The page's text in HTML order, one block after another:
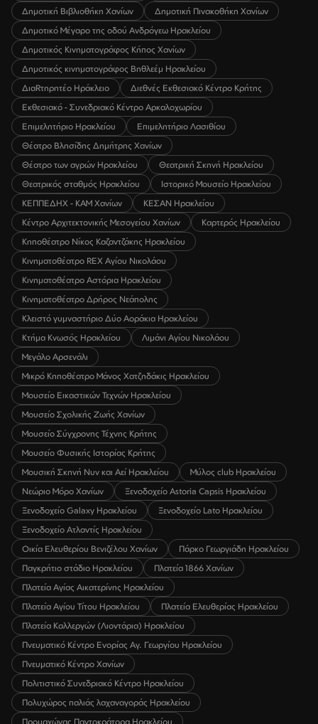
Δημοτική Βιβλιοθήκη Χανίων
Δημοτική Πινακοθήκη Χανίων
Δημοτικό Μέγαρο της οδού Ανδρόγεω Ηρακλείου
Δημοτικός Κινηματογράφος Κήπος Χανίων
Δημοτικός κινηματογράφος Βηθλεέμ Ηρακλείου
ΔιαRτηρητέο Ηράκλειο
Διεθνές Εκθεσιακό Κέντρο Κρήτης
Εκθεσιακό - Συνεδριακό Κέντρο Αρκαλοχωρίου
Επιμελητήριο Ηρακλείου
Επιμελητήριο Λασιθίου
Θέατρο Βλησίδης Δημήτρης Χανίων
Θέατρο των αγρών Ηρακλείου
Θεατρική Σκηνή Ηρακλείου
Θεατρικός σταθμός Ηρακλείου
Ιστορικό Μουσείο Ηρακλείου
ΚΕΠΠΕΔΗΧ - ΚΑΜ Χανίων
ΚΕΣΑΝ Ηρακλείου
Κέντρο Αρχιτεκτονικής Μεσογείου Χανίων
Καρτερός Ηρακλείου
Κηποθέατρο Νίκος Καζαντζάκης Ηρακλείου
Κινηματοθέατρο REX Αγίου Νικολάου
Κινηματοθέατρο Αστόρια Ηρακλείου
Κινηματοθέατρο Δρήρος Νεάπολης
Κλειστό γυμναστήριο Δύο Αοράκια Ηρακλείου
Κτήμα Κνωσός Ηρακλείου
Λιμάνι Αγίου Νικολάου
Μεγάλο Αρσενάλι
Μικρό Κηποθέατρο Μάνος Χατζηδάκις Ηρακλείου
Μουσείο Εικαστικών Τεχνών Ηρακλείου
Μουσείο Σχολικής Ζωής Χανίων
Μουσείο Σύγχρονης Τέχνης Κρήτης
Μουσείο Φυσικής Ιστορίας Κρήτης
Μουσική Σκηνή Νυν και Αεί Ηρακλείου
Μύλος club Ηρακλείου
Νεώριο Μόρο Χανίων
Ξενοδοχείο Astoria Capsis Ηρακλείου
Ξενοδοχείο Galaxy Ηρακλείου
Ξενοδοχείο Lato Ηρακλείου
Ξενοδοχείο Ατλαντίς Ηρακλείου
Οικία Ελευθερίου Βενιζέλου Χανίων
Πάρκο Γεωργιάδη Ηρακλείου
Παγκρήτιο στάδιο Ηρακλείου
Πλατεία 1866 Χανίων
Πλατεία Αγίας Αικατερίνης Ηρακλείου
Πλατεία Αγίου Τίτου Ηρακλείου
Πλατεία Ελευθερίας Ηρακλείου
Πλατεία Καλλεργών (Λιοντάρια) Ηρακλείου
Πνευματικό Κέντρο Ενορίας Αγ. Γεωργίου Ηρακλείου
Πνευματικό Κέντρο Χανίων
Πολιτιστικό Συνεδριακό Κέντρο Ηρακλείου
Πολυχώρος παλιάς λαχαναγοράς Ηρακλείου
Προμαχώνας Παντοκράτορα Ηρακλείου